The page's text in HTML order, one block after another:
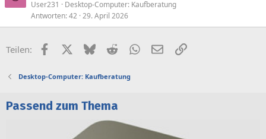
User231
Desktop-Computer: Kaufberatung
Antworten 42 29. April 2026
Teilen: FacebookX (Twitter)
BlueskyRedditWhatsApp
E-MailLink
Desktop-Computer: Kaufberatung
Passend zum Thema